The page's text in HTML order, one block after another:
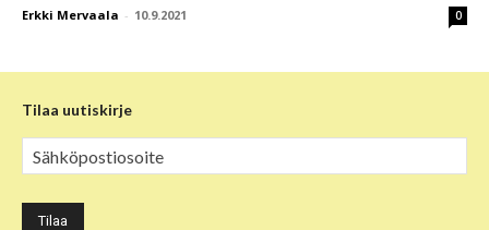
Erkki Mervaala - 10.9.2021 0
Tilaa uutiskirje